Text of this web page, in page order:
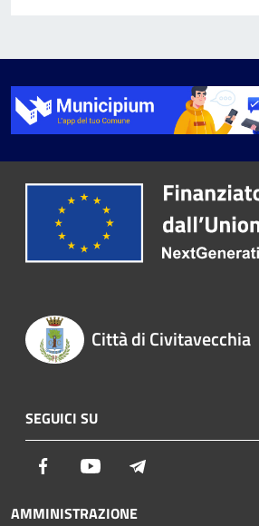
Città di Civitavecchia
SEGUICI SU
Facebook Youtube
AMMINISTRAZIONE